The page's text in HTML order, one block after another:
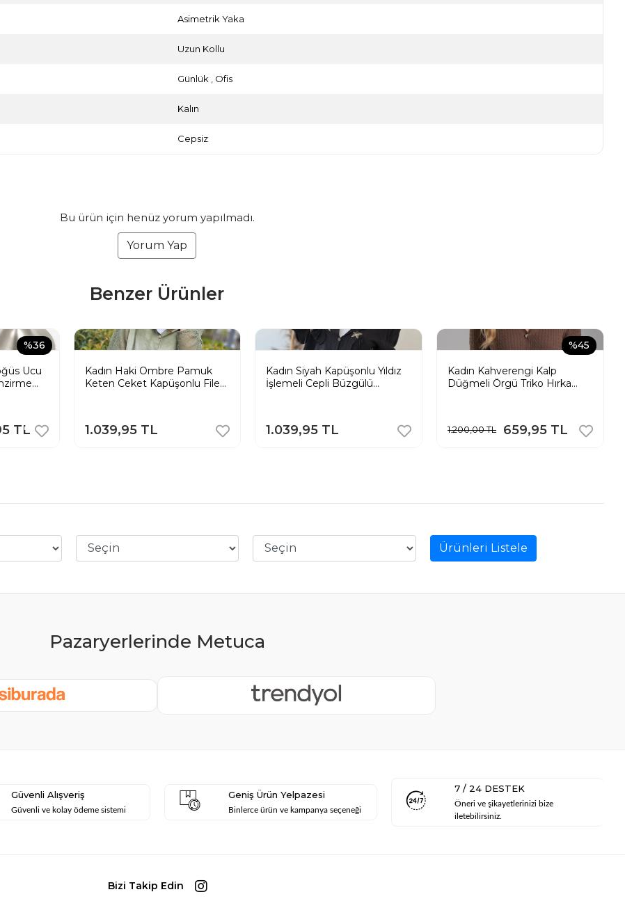
Asimetrik Yaka
Uzun Kollu
Günlük Ofis
Kalın
Cepsiz
Bu ürün için henüz yorum yapılmadı.
Yorum Yap
Benzer Ürünler
%36
Ucu
TL
Kadın Haki Ombre Pamuk
Keten Ceket Kapüşonlu File
1.039,95 TL
Kadın Siyah Kapüşonlu Yıldız
İşlemeli Cepli Büzgülü
1.039,95 TL
%45
Kadın Kahverengi Kalp
Düğmeli Örgü Triko Hırka
1.200,00 TL 659,95 TL
Ürünleri Listele
Güvenli Alışveriş
Güvenli ve kolay ödeme sistemi
Geniş Ürün Yelpazesi
Binlerce ürün ve kampanya seçeneği
7 / 24 DESTEK
Öneri ve şikayetlerinizi bize
iletebilirsiniz.
Bizi Takip Edin